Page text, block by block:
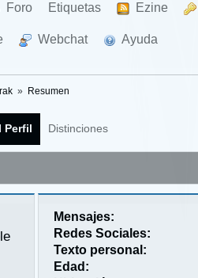
Foro Etiquetas Ezine
Webchat Ayuda
» Resumen
Perfil Distinciones
Mensajes:
Redes Sociales:
Texto personal:
Edad: